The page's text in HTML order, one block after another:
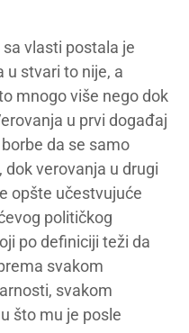
vlasti postala je
u stvari to nije, a
mnogo više nego dok
u prvi događaj
da se samo
verovanja u drugi
opšte učestvujuće
političkog
po definiciji teži da
svakom
svakom
što mu je posle